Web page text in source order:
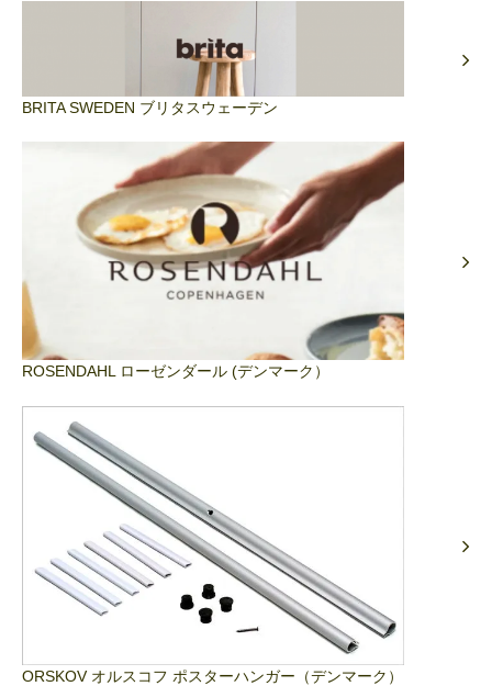
BRITA SWEDEN ブリタスウェーデン
ROSENDAHL ローゼンダール (デンマーク）
ORSKOV オルスコフ ポスターハンガー（デンマーク）